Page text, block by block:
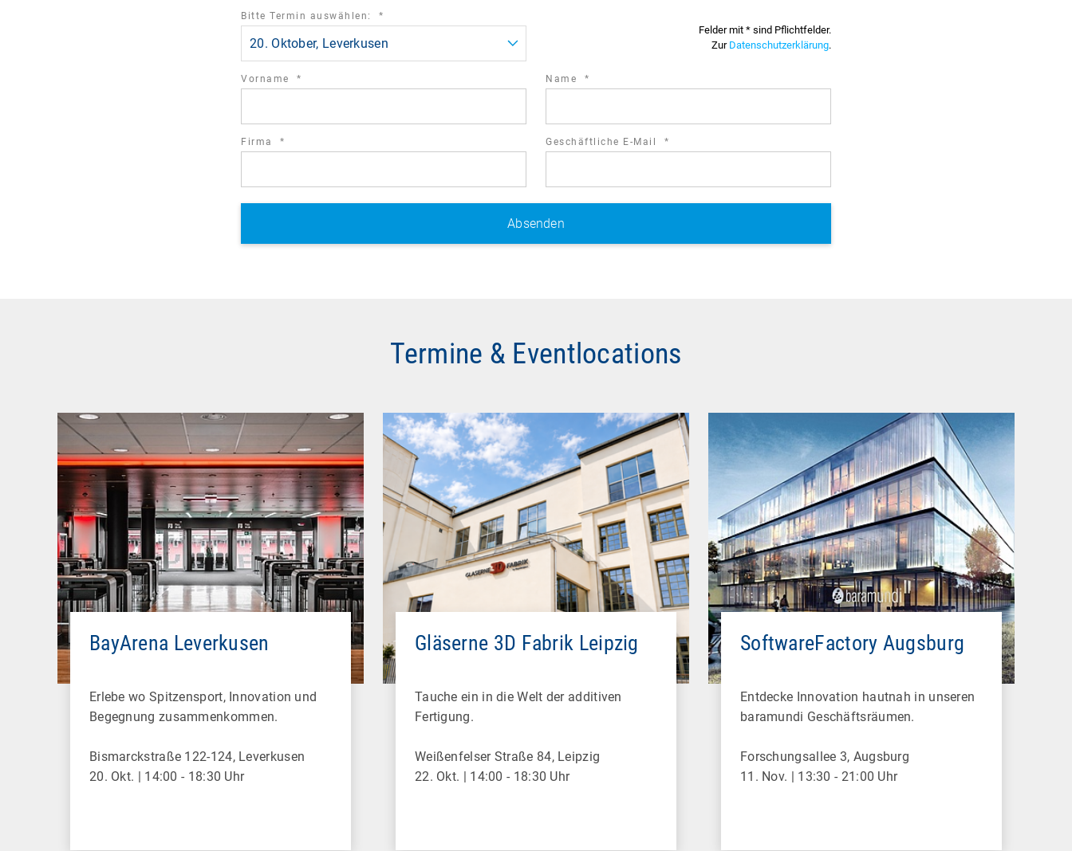
Bitte Termin auswählen: *
20. Oktober, Leverkusen
Felder mit * sind Pflichtfelder.
Zur Datenschutzerklärung.
Vorname * Name *
Firma * Geschäftliche E-Mail *
Termine & Eventlocations
BayArena Leverkusen
Erlebe wo Spitzensport, Innovation und
Begegnung zusammenkommen.
Bismarckstraße 122-124, Leverkusen
20. Okt. | 14:00 - 18:30 Uhr
Gläserne 3D Fabrik Leipzig
Tauche ein in die Welt der additiven
Fertigung.
Weißenfelser Straße 84, Leipzig
22. Okt. | 14:00 - 18:30 Uhr
SoftwareFactory Augsburg
Entdecke Innovation hautnah in unseren
baramundi Geschäftsräumen.
Forschungsallee 3, Augsburg
11. Nov. | 13:30 - 21:00 Uhr